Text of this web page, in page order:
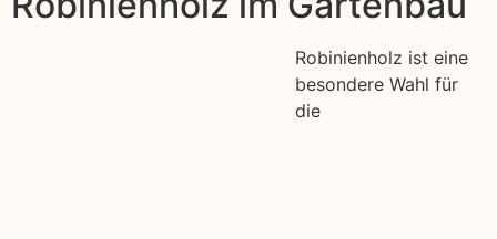
Robinienholz ist eine
besondere Wahl für
die